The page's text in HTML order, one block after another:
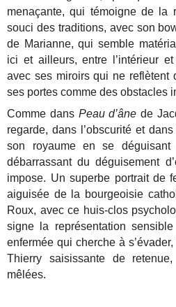
menaçante, qui témoigne de la
souci des traditions, avec son
de Marianne, qui semble
ici et ailleurs, entre l’intérieur et
avec ses miroirs qui ne reflètent
ses portes comme des obstacles
Comme dans Peau d’âne de
regarde, dans l’obscurité et
son royaume en se
débarrassant du déguisement
impose. Un superbe portrait de
aiguisée de la bourgeoisie
Roux, avec ce huis-clos
signe la représentation
enfermée qui cherche à
Thierry saisissante de
mêlées.